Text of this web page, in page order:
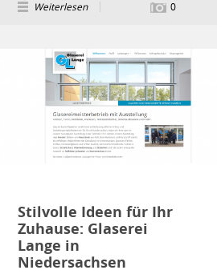
Weiterlesen 0
Stilvolle Ideen für Ihr
Zuhause: Glaserei
Lange in
Niedersachsen